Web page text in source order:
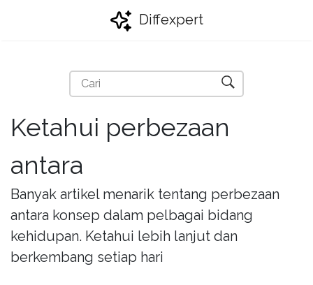
Diffexpert
Ketahui perbezaan
antara
Banyak artikel menarik tentang perbezaan
antara konsep dalam pelbagai bidang
kehidupan. Ketahui lebih lanjut dan
berkembang setiap hari